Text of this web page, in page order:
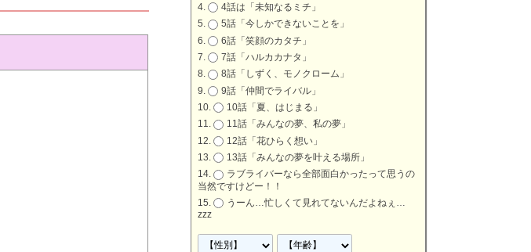
4話は「未知なるミチ」
5話「今しかできないことを」
6話「笑顔のカタチ」
7話「ハルカカナタ」
8話「しずく、モノクローム」
9話「仲間でライバル」
10話「夏、はじまる」
11話「みんなの夢、私の夢」
12話「花ひらく想い」
13話「みんなの夢を叶える場所」
ラブライバーなら全部面白かったって思うの
当然ですけどー！！
うーん…忙しくて見れてないんだよねぇ…
zzz